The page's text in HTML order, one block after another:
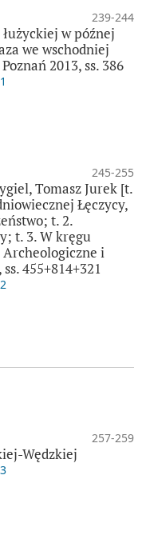
239-244
w późnej
we wschodniej
2013, ss. 386
245-255
Tomasz Jurek [t.
Łęczycy,
t. 2.
t. 3. W kręgu
i
455+814+321
257-259
Wędzkiej